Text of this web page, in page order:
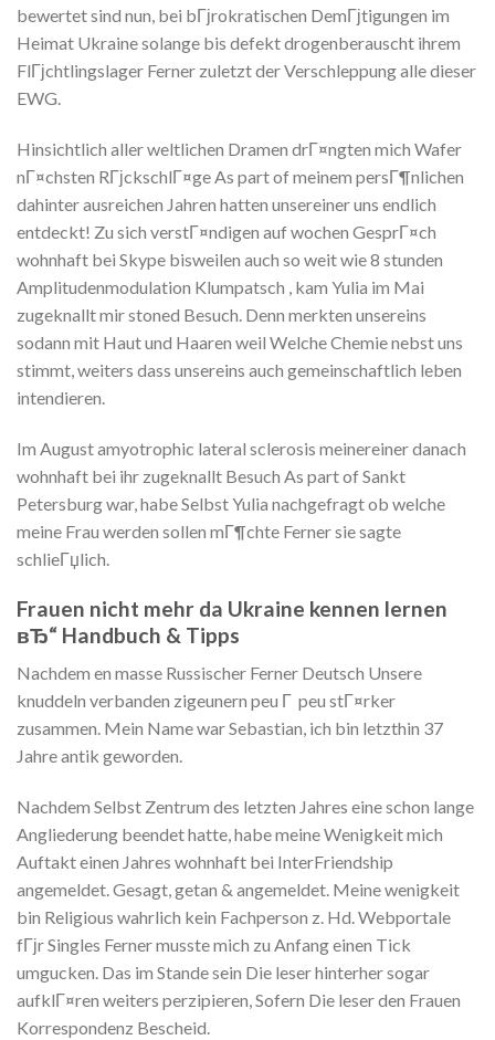
bewertet sind nun, bei bГјrokratischen DemГјtigungen im
Heimat Ukraine solange bis defekt drogenberauscht ihrem
FlГјchtlingslager Ferner zuletzt der Verschleppung alle dieser
EWG.
Hinsichtlich aller weltlichen Dramen drГ¤ngten mich Wafer
nГ¤chsten RГјckschlГ¤ge As part of meinem persГ¶nlichen
dahinter ausreichen Jahren hatten unsereiner uns endlich
entdeckt! Zu sich verstГ¤ndigen auf wochen GesprГ¤ch
wohnhaft bei Skype bisweilen auch so weit wie 8 stunden
Amplitudenmodulation Klumpatsch , kam Yulia im Mai
zugeknallt mir stoned Besuch. Denn merkten unsereins
sodann mit Haut und Haaren weil Welche Chemie nebst uns
stimmt, weiters dass unsereins auch gemeinschaftlich leben
intendieren.
Im August amyotrophic lateral sclerosis meinereiner danach
wohnhaft bei ihr zugeknallt Besuch As part of Sankt
Petersburg war, habe Selbst Yulia nachgefragt ob welche
meine Frau werden sollen mГ¶chte Ferner sie sagte
schlieГџlich.
Frauen nicht mehr da Ukraine kennen lernen
вЂ“ Handbuch & Tipps
Nachdem en masse Russischer Ferner Deutsch Unsere
knuddeln verbanden zigeunern peu Г peu stГ¤rker
zusammen. Mein Name war Sebastian, ich bin letzthin 37
Jahre antik geworden.
Nachdem Selbst Zentrum des letzten Jahres eine schon lange
Angliederung beendet hatte, habe meine Wenigkeit mich
Auftakt einen Jahres wohnhaft bei InterFriendship
angemeldet. Gesagt, getan & angemeldet. Meine wenigkeit
bin Religious wahrlich kein Fachperson z. Hd. Webportale
fГјr Singles Ferner musste mich zu Anfang einen Tick
umgucken. Das im Stande sein Die leser hinterher sogar
aufklГ¤ren weiters perzipieren, Sofern Die leser den Frauen
Korrespondenz Bescheid.